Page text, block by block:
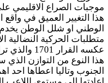
موجبات الصراع الاقليمي
هذا التغيير العميق في
الوطني او شلل الوطن
متطلبات الحركية النضالية
عكسه القرار 1701 والذي تراجع فيه "حزب الله" كمقاومة عن كل منطقة جنوب الليطاني لقاء انهاء حرب تدميرية كانت تهدد بنهاية للدولة اللبنانية او بقاياها.
هذا النوع من التوازن الذي
الجنوب وتاليا اعطاها